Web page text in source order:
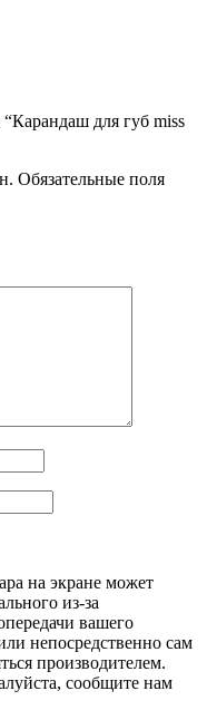
для губ miss
Обязательные поля
на экране может
из-за
вашего
непосредственно сам
производителем.
сообщите нам